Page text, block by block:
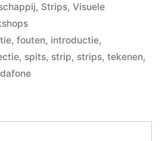
, Strips, Visuele
, fouten, introductie,
, spits, strip, strips, tekenen,